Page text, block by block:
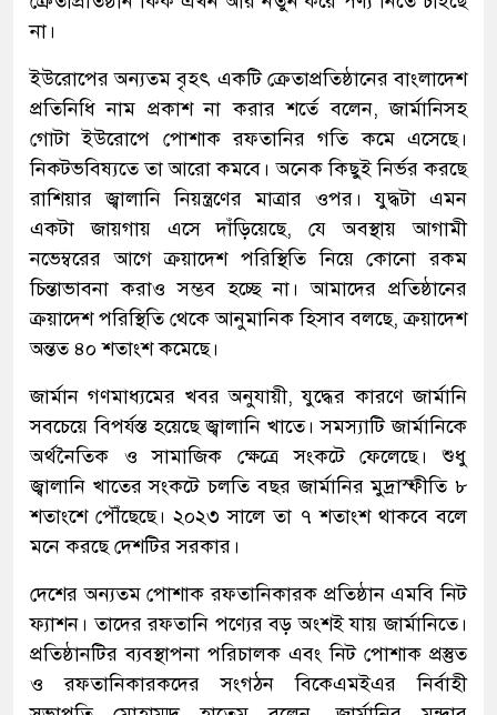
না।
ইউরোপের অন্যতম বৃহৎ একটি ক্রেতাপ্রতিষ্ঠানের বাংলাদেশ
প্রতিনিধি নাম প্রকাশ না করার শর্তে বলেন, জার্মানিসহ
গোটা ইউরোপে পোশাক রফতানির গতি কমে এসেছে।
নিকটভবিষ্যতে তা আরো কমবে। অনেক কিছুই নির্ভর করছে
রাশিয়ার জ্বালানি নিয়ন্ত্রণের মাত্রার ওপর। যুদ্ধটা এমন
একটা জায়গায় এসে দাঁড়িয়েছে, যে অবস্থায় আগামী
নভেম্বরের আগে ক্রয়াদেশ পরিস্থিতি নিয়ে কোনো রকম
চিন্তাভাবনা করাও সম্ভব হচ্ছে না। আমাদের প্রতিষ্ঠানের
ক্রয়াদেশ পরিস্থিতি থেকে আনুমানিক হিসাব বলছে, ক্রয়াদেশ
অন্তত ৪০ শতাংশ কমেছে।
জার্মান গণমাধ্যমের খবর অনুযায়ী, যুদ্ধের কারণে জার্মানি
সবচেয়ে বিপর্যস্ত হয়েছে জ্বালানি খাতে। সমস্যাটি জার্মানিকে
অর্থনৈতিক ও সামাজিক ক্ষেত্রে সংকটে ফেলেছে। শুধু
জ্বালানি খাতের সংকটে চলতি বছর জার্মানির মুদ্রাস্ফীতি ৮
শতাংশে পৌঁছেছে। ২০২৩ সালে তা ৭ শতাংশ থাকবে বলে
মনে করছে দেশটির সরকার।
দেশের অন্যতম পোশাক রফতানিকারক প্রতিষ্ঠান এমবি নিট
ফ্যাশন। তাদের রফতানি পণ্যের বড় অংশই যায় জার্মানিতে।
প্রতিষ্ঠানটির ব্যবস্থাপনা পরিচালক এবং নিট পোশাক প্রস্তুত
ও রফতানিকারকদের সংগঠন বিকেএমইএর নির্বাহী